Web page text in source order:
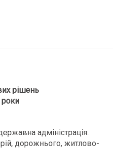
рішень
роки
адміністрація.
дорожнього, житлово-